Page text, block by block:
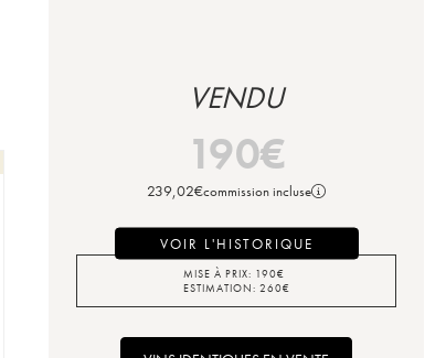
VENDU
190€
239,02€commission incluse
VOIR L'HISTORIQUE
MISE À PRIX: 190€
ESTIMATION: 260€